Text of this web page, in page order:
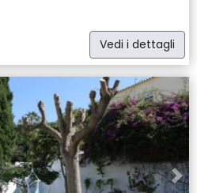
Vedi i dettagli